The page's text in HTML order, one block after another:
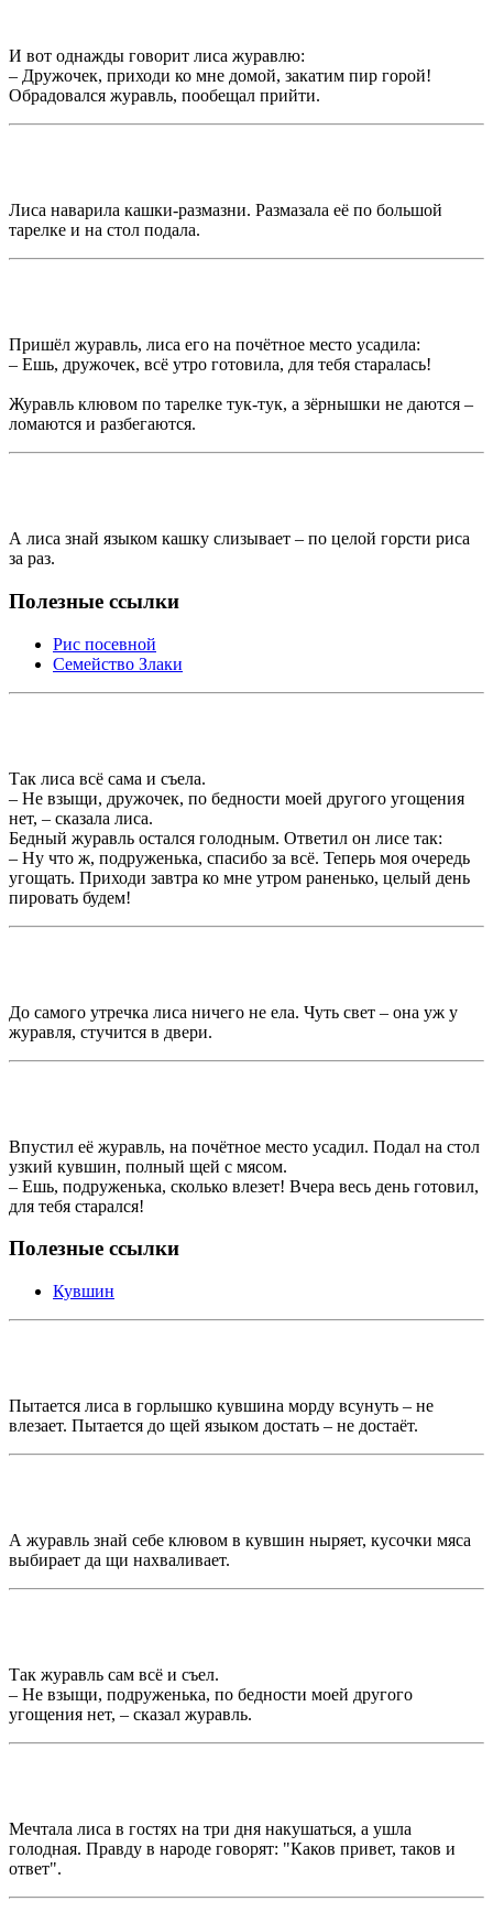
И вот однажды говорит лиса журавлю:
– Дружочек, приходи ко мне домой, закатим пир горой!
Обрадовался журавль, пообещал прийти.
Лиса наварила кашки-размазни. Размазала её по большой
тарелке и на стол подала.
Пришёл журавль, лиса его на почётное место усадила:
– Ешь, дружочек, всё утро готовила, для тебя старалась!
Журавль клювом по тарелке тук-тук, а зёрнышки не даются –
ломаются и разбегаются.
А лиса знай языком кашку слизывает – по целой горсти риса
за раз.
Полезные ссылки
Рис посевной
Семейство Злаки
Так лиса всё сама и съела.
– Не взыщи, дружочек, по бедности моей другого угощения
нет, – сказала лиса.
Бедный журавль остался голодным. Ответил он лисе так:
– Ну что ж, подруженька, спасибо за всё. Теперь моя очередь
угощать. Приходи завтра ко мне утром раненько, целый день
пировать будем!
До самого утречка лиса ничего не ела. Чуть свет – она уж у
журавля, стучится в двери.
Впустил её журавль, на почётное место усадил. Подал на стол
узкий кувшин, полный щей с мясом.
– Ешь, подруженька, сколько влезет! Вчера весь день готовил,
для тебя старался!
Полезные ссылки
Кувшин
Пытается лиса в горлышко кувшина морду всунуть – не
влезает. Пытается до щей языком достать – не достаёт.
А журавль знай себе клювом в кувшин ныряет, кусочки мяса
выбирает да щи нахваливает.
Так журавль сам всё и съел.
– Не взыщи, подруженька, по бедности моей другого
угощения нет, – сказал журавль.
Мечтала лиса в гостях на три дня накушаться, а ушла
голодная. Правду в народе говорят: "Каков привет, таков и
ответ".